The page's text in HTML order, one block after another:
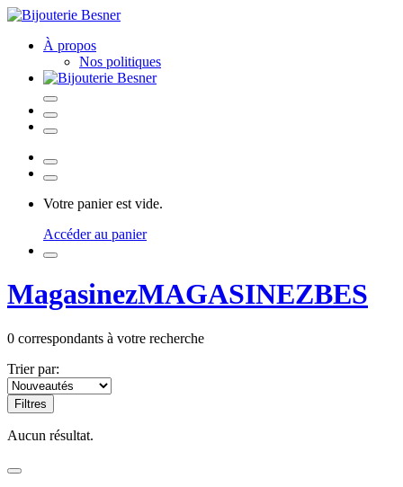
À propos
Nos politiques
Votre panier est vide.
Accéder au panier
MagasinezMAGASINEZBES
0 correspondants à votre recherche
Trier par:
Filtres
Aucun résultat.